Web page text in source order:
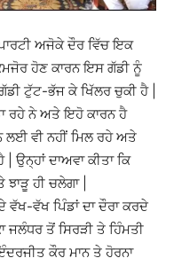
ਅਜੋਕੇ ਦੌਰ ਵਿੱਚ ਇਕ
ਹੋਣ ਕਾਰਨ ਇਸ ਗੱਡੀ ਨੂੰ
ਟੁੱਟ-ਭੱਜ ਕੇ ਖਿੱਲਰ ਚੁਕੀ ਹੈ |
ਰਹੇ ਨੇ ਅਤੇ ਇਹੋ ਕਾਰਨ ਹੈ
ਲਈ ਵੀ ਨਹੀਂ ਮਿਲ ਰਹੇ ਅਤੇ
ਦਾਅਵਾ ਕੀਤਾ ਕਿ
ਹੀ ਚਲੇਗਾ |
ਵੱਖ ਪਿੰਡਾਂ ਦਾ ਦੌਰਾ ਕਰਦੇ
ਤੋਂ ਸਿਰੜੀ ਤੇ ਹਿੰਮਤੀ
ਕੌਰ ਮਾਨ ਤੇ ਹੋਰਨਾ